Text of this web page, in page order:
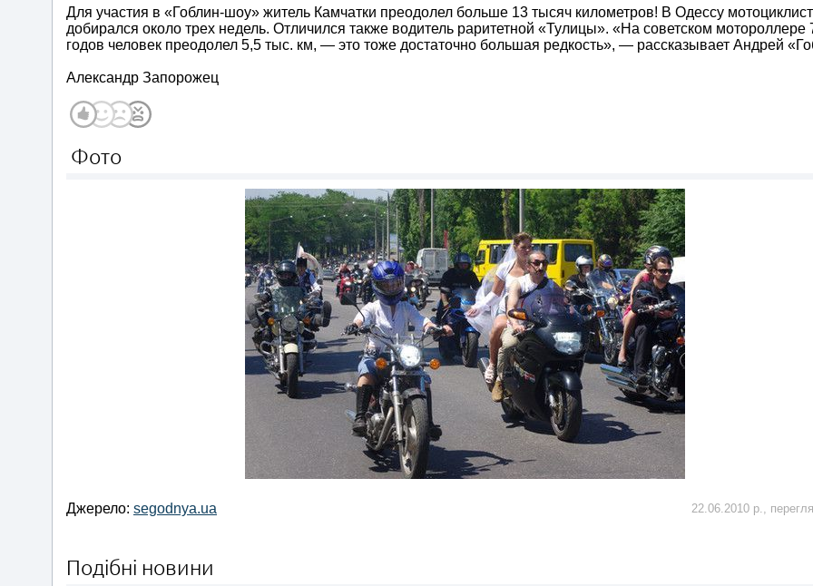
Для участия в «Гоблин-шоу» житель Камчатки преодолел больше 13 тысяч километров! В Одессу мотоциклист
добирался около трех недель. Отличился также водитель раритетной «Тулицы». «На советском мотороллере
годов человек преодолел 5,5 тыс. км, — это тоже достаточно большая редкость», — рассказывает Андрей
Александр Запорожец
Фото
Джерело: segodnya.ua 22.06.2010 р.,
Подібні новини